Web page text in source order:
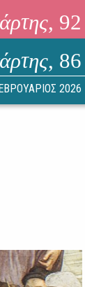
, 92
περιοδικό
2026
, 86
2026